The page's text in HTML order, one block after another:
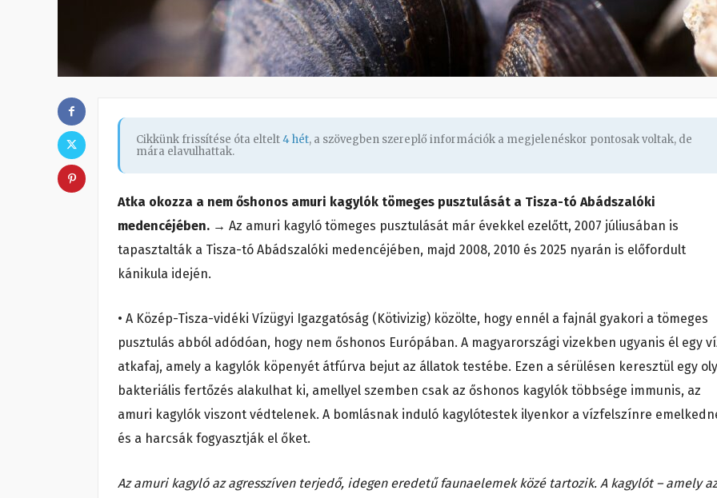
Cikkünk frissítése óta eltelt4 hét, a szövegben szereplő információk a megjelenéskor pontosak voltak, de
mára elavulhattak.
Atka okozza a nem őshonos amuri kagylók tömeges pusztulását a Tisza-tó Abádszalóki
medencéjében. → Az amuri kagyló tömeges pusztulását már évekkel ezelőtt, 2007 júliusában is
tapasztalták a Tisza-tó Abádszalóki medencéjében, majd 2008, 2010 és 2025 nyarán is előfordult
kánikula idején.
• A Közép-Tisza-vidéki Vízügyi Igazgatóság (Kötivizig) közölte, hogy ennél a fajnál gyakori a tömeges
pusztulás abból adódóan, hogy nem őshonos Európában. A magyarországi vizekben ugyanis él egy
atkafaj, amely a kagylók köpenyét átfúrva bejut az állatok testébe. Ezen a sérülésen keresztül egy
bakteriális fertőzés alakulhat ki, amellyel szemben csak az őshonos kagylók többsége immunis, az
amuri kagylók viszont védtelenek. A bomlásnak induló kagylótestek ilyenkor a vízfelszínre
és a harcsák fogyasztják el őket.
Az amuri kagyló az agresszíven terjedő, idegen eredetű faunaelemek közé tartozik. A kagylót – amely az